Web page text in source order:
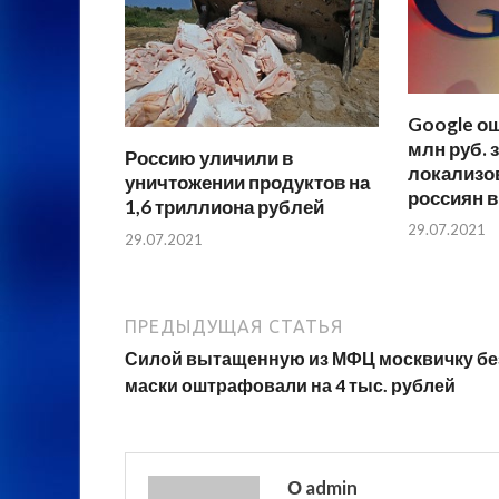
Россию уличили в
уничтожении продуктов на
1,6 триллиона рублей
29.07.2021
Google
млн руб.
россиян
29.07.2021
ПРЕДЫДУЩАЯ СТАТЬЯ
Силой вытащенную из МФЦ москвичку
маски оштрафовали на 4 тыс. рублей
О admin